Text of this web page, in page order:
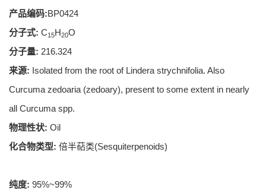
产品编码:BP0424
分子式: C15H20O
分子量: 216.324
来源: Isolated from the root of Lindera strychnifolia. Also
Curcuma zedoaria (zedoary), present to some extent in nearly
all Curcuma spp.
物理性状: Oil
化合物类型: 倍半萜类(Sesquiterpenoids)
纯度: 95%~99%